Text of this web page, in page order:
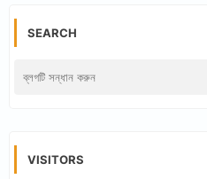
SEARCH
VISITORS